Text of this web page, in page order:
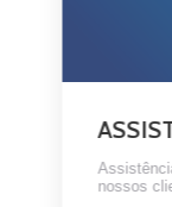
Assistência
nossos